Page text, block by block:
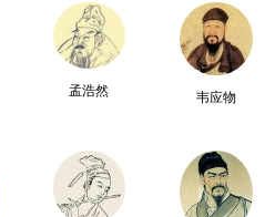
孟浩然 韦应物